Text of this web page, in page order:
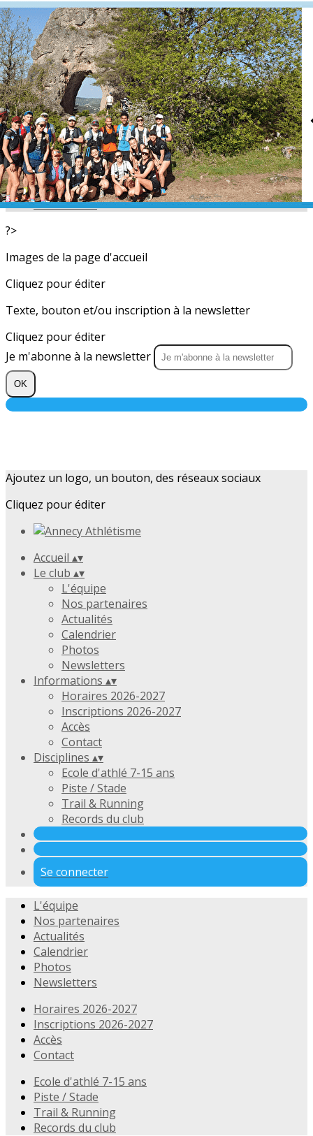
Exporter les lignes sélectionnées
Exporter toutes les colonnes
Exporter uniquement les colonnes affichées
Menu
<
>
L'équipe
Nos partenaires
Actualités
Calendrier
Photos
Newsletters
?>
Images de la page d'accueil
Cliquez pour éditer
Texte, bouton et/ou inscription à la newsletter
Cliquez pour éditer
Je m'abonne à la newsletter
OK
Ajoutez un logo, un bouton, des réseaux sociaux
Cliquez pour éditer
Accueil ▴▾
Le club ▴▾
L'équipe
Nos partenaires
Actualités
Calendrier
Photos
Newsletters
Informations ▴▾
Horaires 2026-2027
Inscriptions 2026-2027
Accès
Contact
Disciplines ▴▾
Ecole d'athlé 7-15 ans
Piste / Stade
Trail & Running
Records du club
Se connecter
L'équipe
Nos partenaires
Actualités
Calendrier
Photos
Newsletters
Horaires 2026-2027
Inscriptions 2026-2027
Accès
Contact
Ecole d'athlé 7-15 ans
Piste / Stade
Trail & Running
Records du club